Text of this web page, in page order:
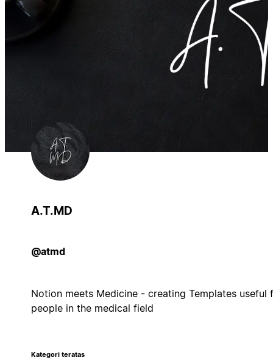
A.T.MD
@atmd
Notion meets Medicine - creating Templates useful
people in the medical field
Kategori teratas